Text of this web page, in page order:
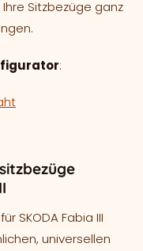
Sitzbezüge ganz
:
SKODA Fabia III
universellen